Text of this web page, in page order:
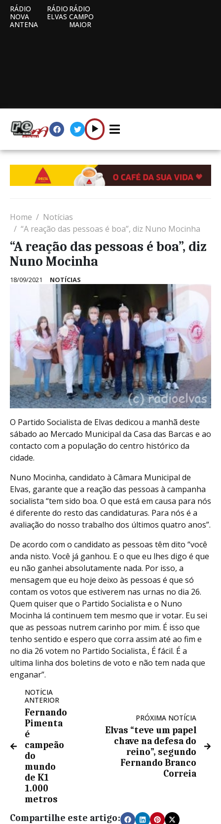
RÁDIO
NOVA
ANTENA
RÁDIO
ELVAS
RÁDIO
CAMPO
MAIOR
Home
Notícias
“A reação das pessoas é boa”, diz Nuno Mocinha
“A reação das pessoas é boa”, diz
Nuno Mocinha
18/09/2021 NOTÍCIAS
O Partido Socialista de Elvas dedicou a manhã deste
sábado ao Mercado Municipal da Casa das Barcas e ao
contacto com a população do centro histórico da
cidade.
Nuno Mocinha, candidato à Câmara Municipal de
Elvas, garante que a reação das pessoas à campanha
socialista “tem sido boa. O que está em causa para nós
é diferente do resto das candidaturas. Para nós é a
avaliação do nosso trabalho dos últimos quatro anos”.
De acordo com o candidato as pessoas têm dito “você
anda nisto. Você já ganhou. E o que eu lhes digo é que
eu não ganhei absolutamente nada. Por isso, a
mensagem que eu hoje deixo às pessoas é que só
contam os votos que estiverem nas urnas no dia 26.
Quem quiser que o Partido Socialista e o Nuno
Mocinha lá continuem tem mesmo que ir votar. Eu sei
que as pessoas nutrem carinho por mim. É isso que
tenho sentido e espero que corra assim até ao fim e
no dia 26 votem no Partido Socialista., É fácil. É a
ultima linha dos boletins de voto e não tem nada que
enganar”.
NOTÍCIA
ANTERIOR
Fernando
Pimenta
é
campeão
do
mundo
de K1
1.000
metros
PRÓXIMA NOTÍCIA
Elvas “teve um papel
chave na defesa do
reino”, segundo
Fernando Branco
Correia
Compartilhe este artigo: